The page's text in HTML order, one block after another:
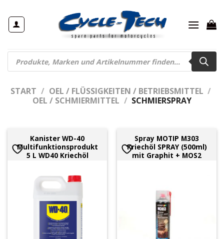
Inhalt
springen
Products
search
START / OEL / FLÜSSIGKEITEN / BETRIEBSMITTEL /
OEL / SCHMIERMITTEL / SCHMIERSPRAY
Kanister WD-40
Multifunktionsprodukt
5 L WD40 Kriechöl
Spray MOTIP M303
Kriechöl SPRAY (500ml)
mit Graphit + MOS2